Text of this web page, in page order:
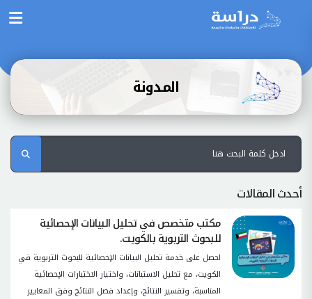
المدونة
أحدث المقالات
مكتب متخصص في تحليل البيانات الإحصائية
للبحوث التربوية بالكويت.
احصل على خدمة تحليل البيانات الإحصائية للبحوث التربوية في
الكويت، مع تحليل الاستبانات، واختيار الاختبارات الإحصائية
المناسبة، وتفسير النتائج، وإعداد فصل النتائج وفق المعايير